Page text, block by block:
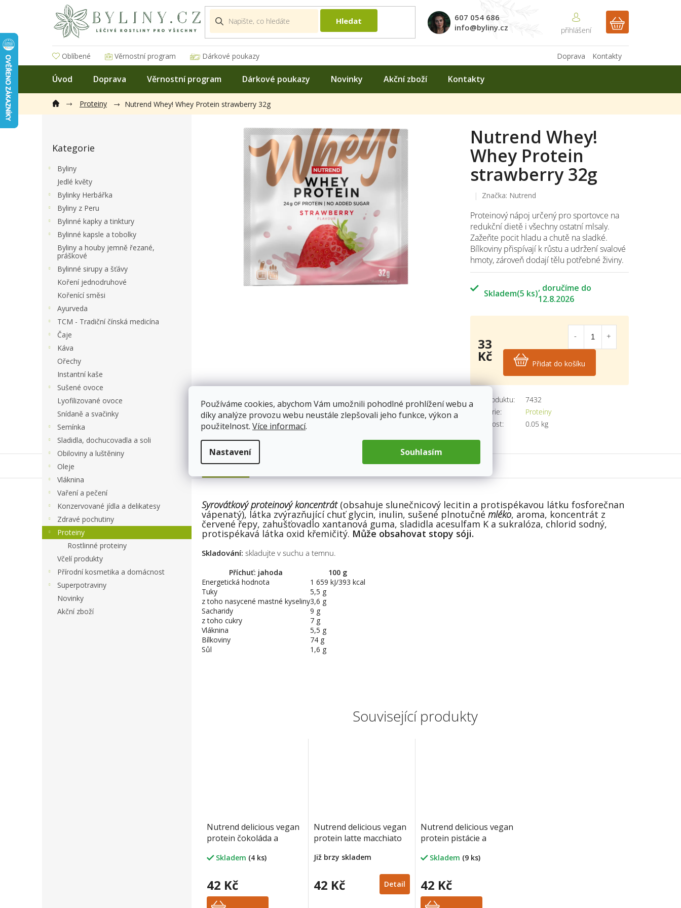
Používáme cookies, abychom Vám umožnili pohodlné prohlížení webu a
díky analýze provozu webu neustále zlepšovali jeho funkce, výkon a
použitelnost. Více informací.
Nastavení Souhlasím
Hledat
607 054 686
info@byliny.cz
NÁKUPNÍ
Oblíbené Věrnostní program Dárkové poukazy Kontakty
Doprava
Úvod Doprava Věrnostní program Dárkové poukazy Novinky Akční zboží Kontakty
Proteiny Nutrend Whey! Whey Protein strawberry 32g
kategorie
Kategorie
Byliny
Jedlé květy
Bylinky Herbářka
Byliny z Peru
Bylinné kapky a tinktury
Bylinné kapsle a tobolky
Byliny a houby jemně řezané,
práškové
Bylinné sirupy a šťávy
Koření jednodruhové
Kořenící směsi
Ayurveda
TCM - Tradiční čínská medicína
Čaje
Káva
Ořechy
Instantní kaše
Sušené ovoce
Lyofilizované ovoce
Snídaně a svačinky
Semínka
Sladidla, dochucovadla a soli
Obiloviny a luštěniny
Oleje
Vláknina
Vaření a pečení
Konzervované jídla a delikatesy
Zdravé pochutiny
Proteiny
Rostlinné proteiny
Včelí produkty
Přírodní kosmetika a domácnost
Superpotraviny
Novinky
Akční zboží
Skladem(5 ks)12.8.2026
Proteinový nápoj určený pro sportovce na
redukční dietě i všechny ostatní mlsaly.
Zažeňte pocit hladu a chutě na sladké.
Bílkoviny přispívají k růstu a udržení svalové
hmoty, zároveň dodají tělu potřebné živiny.
Nutrend Whey!
Whey Protein
strawberry 32g
Značka: Nutrend
Kód produktu:
7432
Kategorie:
Proteiny
Hmotnost: 0.05 kg
33
Kč Přidat do košíku
Související produkty
Nutrend delicious vegan
protein čokoláda a
Skladem (4 ks)
42 Kč
Nutrend delicious vegan
protein latte macchiato
Již brzy skladem
42 Kč Detail
Nutrend delicious vegan
protein pistácie a
Skladem (9 ks)
42 Kč
Popis
Syrovátkový proteinový koncentrát(obsahuje slunečnicový lecitin a protispékavou látku fosforečnan
vápenatý), látka zvýrazňující chuť glycin, inulin, sušené plnotučné mléko, aroma, koncentrát z
červené řepy, zahušťovadlo xantanová guma, sladidla acesulfam K a sukralóza, chlorid sodný,
protispékavá látka oxid křemičitý. Může obsahovat stopy sóji.
Skladování: skladujte v suchu a temnu.
Příchuť: jahoda
100 g
Energetická hodnota
1 659 kJ/393 kcal
Tuky
5,5 g
z toho nasycené mastné kyseliny3,6 g
Sacharidy
9 g
z toho cukry
7 g
Vláknina
5,5 g
Bílkoviny
74 g
Sůl
1,6 g